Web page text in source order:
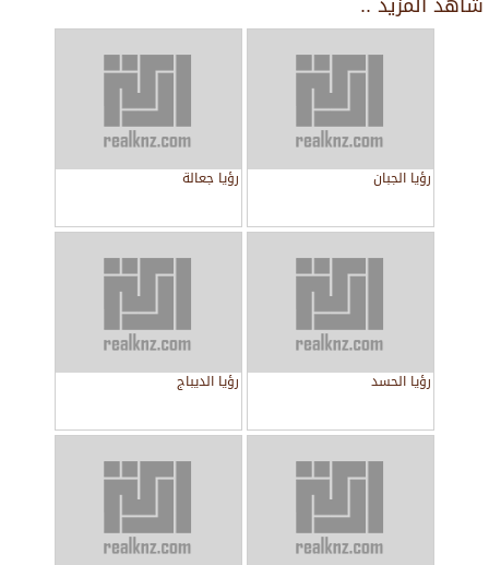
رؤيا الجبان رؤيا جعالة
رؤيا الحسد رؤيا الديباج